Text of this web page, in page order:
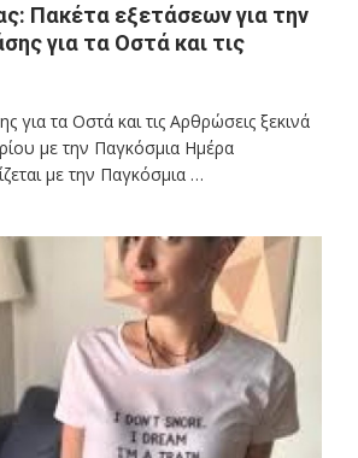
Πακέτα εξετάσεων για την
για τα Οστά και τις
τα Οστά και τις Αρθρώσεις ξεκινά
με την Παγκόσμια Ημέρα
με την Παγκόσμια …